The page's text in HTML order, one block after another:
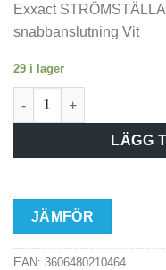
Exxact
snabbanslutning Vit
29 i lager
Schneider Exxact
LÄGG
JÄMFÖR
EAN: 3606480210464